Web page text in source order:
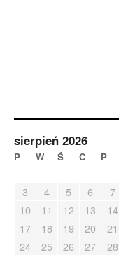
sierpień 2026
P W Ś C P
3
4 5 6 7
10
11 12 13 14
17
18 19 20 21
24
25 26 27 28